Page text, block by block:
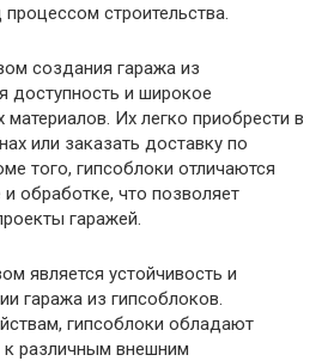
строительства.
создания гаража из
доступность и широкое
материалов. Их легко приобрести в
или заказать доставку по
того, гипсоблоки отличаются
обработке, что позволяет
гаражей.
является устойчивость и
гаража из гипсоблоков.
гипсоблоки обладают
различным внешним